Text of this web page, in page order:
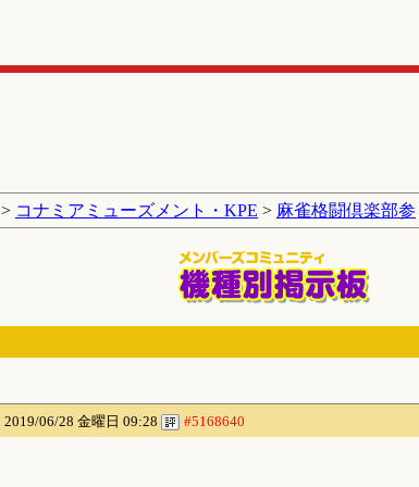
> コナミアミューズメント・KPE > 麻雀格闘倶楽部参
2019/06/28 金曜日 09:28 #5168640